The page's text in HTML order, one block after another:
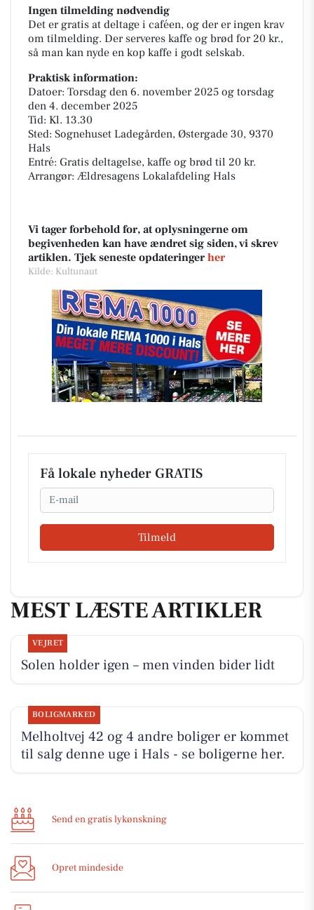
Ingen tilmelding nødvendig
Det er gratis at deltage i caféen, og der er ingen krav
om tilmelding. Der serveres kaffe og brød for 20 kr.,
så man kan nyde en kop kaffe i godt selskab.
Praktisk information:
Datoer: Torsdag den 6. november 2025 og torsdag
den 4. december 2025
Tid: Kl. 13.30
Sted: Sognehuset Ladegården, Østergade 30, 9370
Hals
Entré: Gratis deltagelse, kaffe og brød til 20 kr.
Arrangør: Ældresagens Lokalafdeling Hals
Vi tager forbehold for, at oplysningerne om
begivenheden kan have ændret sig siden, vi skrev
artiklen. Tjek seneste opdateringer her
Kilde: Kultunaut
Få lokale nyheder GRATIS
Email
Tilmeld
MEST LÆSTE ARTIKLER
VEJRET
Solen holder igen – men vinden bider lidt
BOLIGMARKED
Melholtvej 42 og 4 andre boliger er kommet
til salg denne uge i Hals - se boligerne her.
Send en gratis lykønskning
Opret mindeside